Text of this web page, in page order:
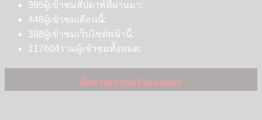
395ผู้เข้าชมสัปดาห์ที่ผ่านมา:
448ผู้เข้าชมเดือนนี้:
398ผู้เข้าชมเว็บไซต์หน้านี้:
117604รวมผู้เข้าชมทั้งหมด:
ติดตามเราบน Facebook